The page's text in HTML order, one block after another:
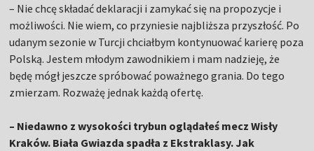
– Nie chcę składać deklaracji i zamykać się na propozycje i
możliwości. Nie wiem, co przyniesie najbliższa przyszłość. Po
udanym sezonie w Turcji chciałbym kontynuować karierę poza
Polską. Jestem młodym zawodnikiem i mam nadzieję, że
będę mógł jeszcze spróbować poważnego grania. Do tego
zmierzam. Rozważę jednak każdą ofertę.
– Niedawno z wysokości trybun oglądałeś mecz Wisły
Kraków. Biała Gwiazda spadła z Ekstraklasy. Jak